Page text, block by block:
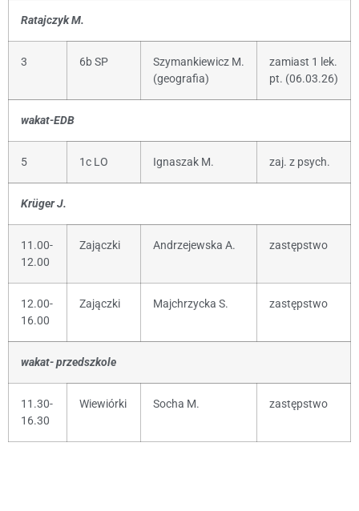
Ratajczyk M.
3 6b SP
Szymankiewicz M.
(geografia)
zamiast 1 lek.
pt. (06.03.26)
wakat-EDB
5 1c LO Ignaszak M. zaj. z psych.
Krüger J.
11.00-
12.00
Zajączki Andrzejewska A. zastępstwo
12.00-
16.00
Zajączki Majchrzycka S. zastępstwo
wakat- przedszkole
11.30-
16.30
Wiewiórki Socha M. zastępstwo